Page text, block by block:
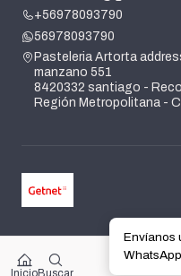
InicioBuscar
+56978093790
56978093790
Pasteleria Artorta
manzano 551
8420332 santiago -
Región Metropolitana -
2026 Pasteleria Artorta.
Todos los derechos
Envíanos
WhatsApp